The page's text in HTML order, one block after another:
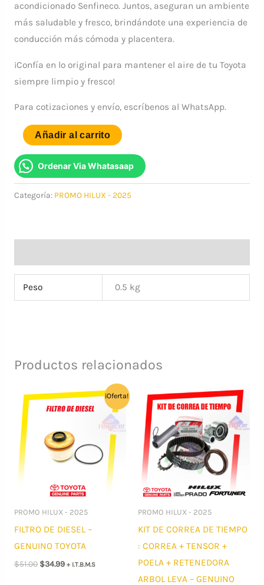
acondicionado Senfineco. Juntos, aseguran un ambiente
más saludable y fresco, brindándote una experiencia de
conducción más cómoda y placentera.
¡Confía en lo original para mantener el aire de tu Toyota
siempre limpio y fresco!
Para cotizaciones y envío, escríbenos al WhatsApp.
FILTRO
AIRE
ACONDICIONADO
-
DESINFECTANTE
AIRE
Añadir al carrito
Ordenar Via Whatasaap
Categoría: PROMO HILUX - 2025
Peso 0.5 kg
Productos relacionados
¡Oferta!
PROMO HILUX - 2025
FILTRO DE DIESEL –
GENUINO TOYOTA
$51.00 El
$34.99El+ I.T.B.M.S
PROMO HILUX - 2025
KIT DE CORREA DE TIEMPO
: CORREA + TENSOR +
POELA + RETENEDORA
ARBOL LEVA – GENUINO